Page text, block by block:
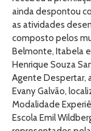
ainda despontou
as atividades
composto pelos
Belmonte, Itabela
Henrique Souza
Agente Despertar,
Evany Galvão,
Modalidade
Escola Emil